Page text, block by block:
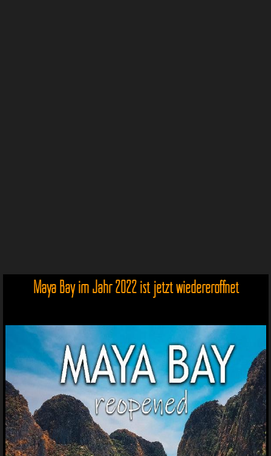
Maya Bay im Jahr 2022 ist jetzt wiedereröffnet